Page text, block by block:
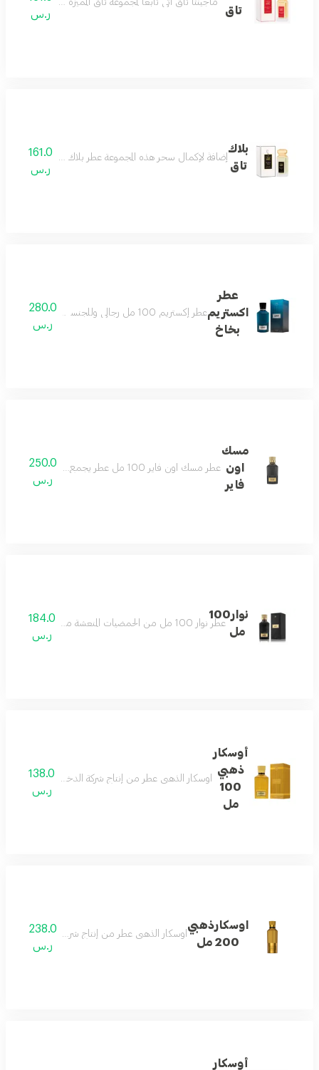
تاق
ر.س
بلاك
تاق
إضافةً لإكمال سحر هذه المجموعة عطر بلاك تاق الساحر
161.0
ر.س
عطر
اكستريم
بخاخ
عطر إكستريم 100 مل رجالي وللجنسين المناسبة : رسمي شتوي خريفي الخط العطري : حمضي خشبي الهرم العطري : القمة : فاكهة الجريب فروت والبرغموت مع البرتقال الأحمر الوسط : الفلفل الأسود النيبالي مع لمسة منعشة القاعدة العنبر الجاف والليذر مع الأخشاب المدخنّة سموكي تستمتع من اول رشة
280.0
ر.س
مسك
اون
فاير
عطر مسك اون فاير 100 مل عطر يجمع بين الجرأة والأناقة ليكون تجسيدًا للتناغم بين القوة والنعومة الهرم العطري مقدمة العطر زهرة زنبق الوادي والزعفران مع الفلفل الوردي قلب العطر المسك الأبيض وعنبر الحوت مع طحلب السنديان قاعدة العطر المسك المبّخر والأخشاب المُدخنة مع الليذر
250.0
ر.س
نوار100
مل
عطر نوار 100 مل من الحمضيات المنعشة مع التوابل الشرقية في مكان واحد حيث يحتوي في مقدمته على مقدمة العطر الحمضيات المنعشة قلب العطر توابل عطرية شرقية قاعدة العطر أخشاب دافئة
184.0
ر.س
أوسكار
ذهبي
100
مل
اوسكار الذهبي عطر من إنتاج شركة الدخيل للعود ويعتبر واحد من أهم عطور الأزهار المائية المنعشة لفصلي
138.0
ر.س
اوسكارذهبي
200 مل
اوسكار الذهبي عطر من إنتاج شركة الدخيل للعود ويعتبر واحد من أهم عطور الأزهار المائية
238.0
ر.س
أوسكار